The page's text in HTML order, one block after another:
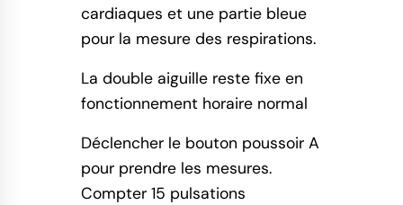
cardiaques et une partie bleue
pour la mesure des respirations.
La double aiguille reste fixe en
fonctionnement horaire normal
Déclencher le bouton poussoir A
pour prendre les mesures.
Compter 15 pulsations